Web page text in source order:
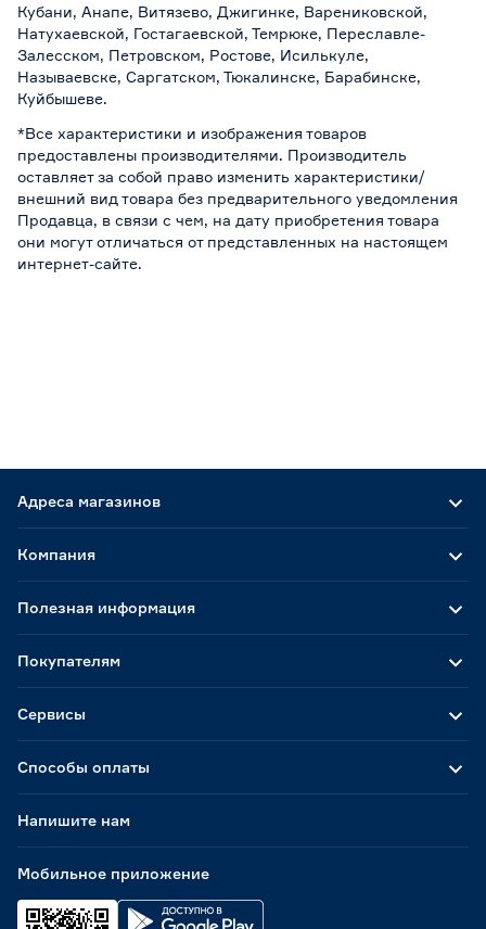
Кубани, Анапе, Витязево, Джигинке, Варениковской,
Натухаевской, Гостагаевской, Темрюке, Переславле-
Залесском, Петровском, Ростове, Исилькуле,
Называевске, Саргатском, Тюкалинске, Барабинске,
Куйбышеве.
*Все характеристики и изображения товаров
предоставлены производителями. Производитель
оставляет за собой право изменить характеристики/
внешний вид товара без предварительного уведомления
Продавца, в связи с чем, на дату приобретения товара
они могут отличаться от представленных на настоящем
интернет-сайте.
Адреса магазинов
Способы оплаты
Мобильное приложение
Компания
Полезная информация
Покупателям
Сервисы
Напишите нам